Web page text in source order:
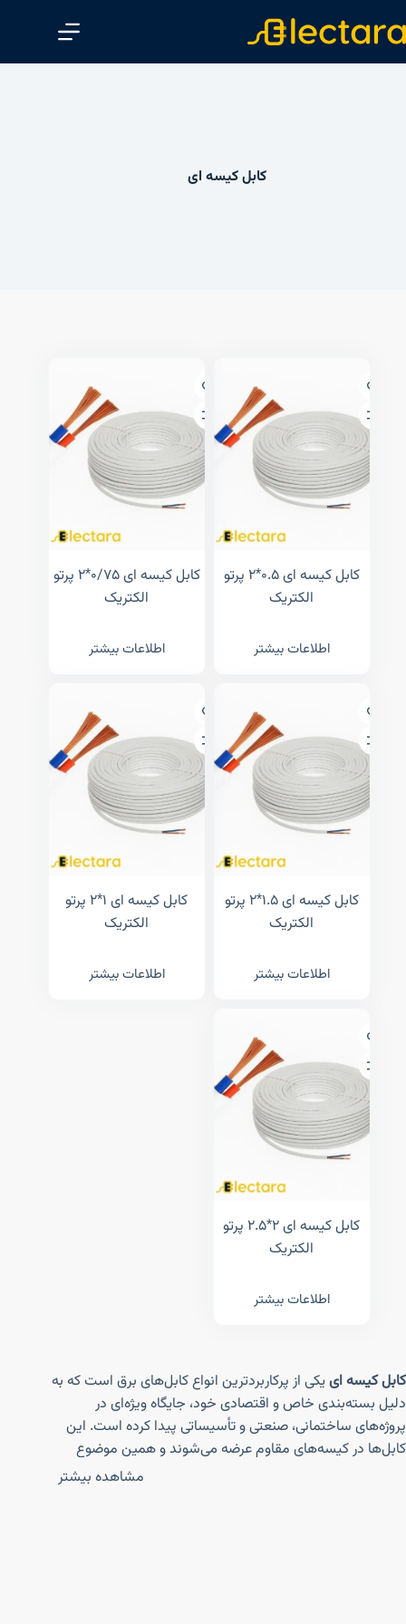
ش
کابل کیسه ای
کابل کیسه ای ۰.۵*۲ پرتو
الکتریک
اطلاعات بیشتر
کابل کیسه ای ۰/۷۵*۲ پرتو
الکتریک
اطلاعات بیشتر
کابل کیسه ای ۱.۵*۲ پرتو
الکتریک
اطلاعات بیشتر
کابل کیسه ای ۱*۲ پرتو
الکتریک
اطلاعات بیشتر
کابل کیسه ای ۲*۲.۵ پرتو
الکتریک
اطلاعات بیشتر
کابل کیسه اییکی از پرکاربردترین انواع کابل‌های برق است که به
دلیل بسته‌بندی خاص و اقتصادی خود، جایگاه ویژه‌ای در
پروژه‌های ساختمانی، صنعتی و تأسیساتی پیدا کرده است. این
کابل‌ها در کیسه‌های مقاوم عرضه می‌شوند و همین موضوع
موجب سهولت در حمل‌ونقل، نگهداری و استفاده آن‌ها می‌شود.
مشاهده بیشتر